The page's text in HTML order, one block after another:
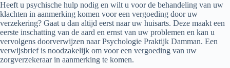
Heeft u psychische hulp nodig en wilt u voor de behandeling van uw
klachten in aanmerking komen voor een vergoeding door uw
verzekering? Gaat u dan altijd eerst naar uw huisarts. Deze maakt een
eerste inschatting van de aard en ernst van uw problemen en kan u
vervolgens doorverwijzen naar Psychologie Praktijk Damman. Een
verwijsbrief is noodzakelijk om voor een vergoeding van uw
zorgverzekeraar in aanmerking te komen.